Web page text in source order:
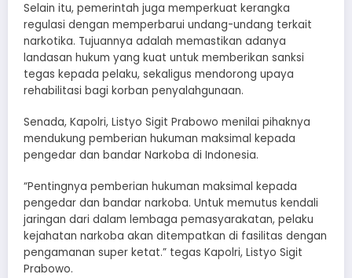
Selain itu, pemerintah juga memperkuat kerangka
regulasi dengan memperbarui undang-undang terkait
narkotika. Tujuannya adalah memastikan adanya
landasan hukum yang kuat untuk memberikan sanksi
tegas kepada pelaku, sekaligus mendorong upaya
rehabilitasi bagi korban penyalahgunaan.
Senada, Kapolri, Listyo Sigit Prabowo menilai pihaknya
mendukung pemberian hukuman maksimal kepada
pengedar dan bandar Narkoba di Indonesia.
“Pentingnya pemberian hukuman maksimal kepada
pengedar dan bandar narkoba. Untuk memutus kendali
jaringan dari dalam lembaga pemasyarakatan, pelaku
kejahatan narkoba akan ditempatkan di fasilitas dengan
pengamanan super ketat.” tegas Kapolri, Listyo Sigit
Prabowo.